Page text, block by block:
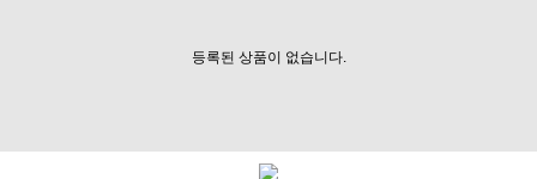
등록된 상품이 없습니다.